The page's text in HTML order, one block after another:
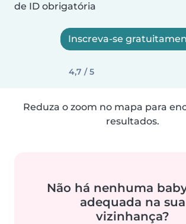
de ID obrigatória
Inscreva-se
4,7 / 5
Reduza o zoom no mapa para
resultados.
Não há nenhuma
adequada na sua
vizinhança?